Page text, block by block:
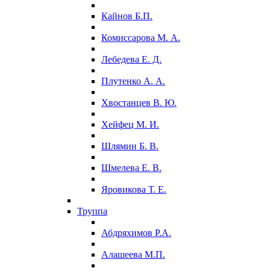
Кайнов Б.П.
Комиссарова М. А.
Лебедева Е. Д.
Плутенко А. А.
Хвостанцев В. Ю.
Хейфец М. И.
Шлямин Б. В.
Шмелева Е. В.
Яровикова Т. Е.
Труппа
Абдряхимов Р.А.
Алашеева М.П.